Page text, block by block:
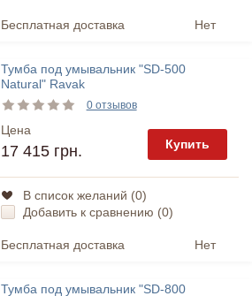
Бесплатная доставка Нет
Тумба под умывальник "SD-500
Natural" Ravak
0 отзывов
Цена
17 415 грн. Купить
В список желаний (0)
Добавить к сравнению (0)
Бесплатная доставка Нет
Тумба под умывальник "SD-800